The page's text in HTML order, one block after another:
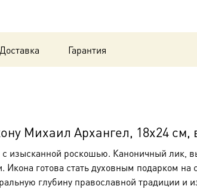
Гарантия
Михаил Архангел, 18х24 см,
с изысканной роскошью. Каноничный
готова стать духовным подарком на
глубину православной традиции и